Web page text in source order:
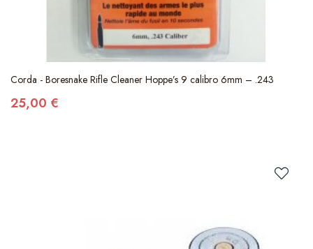
Corda - Boresnake Rifle Cleaner Hoppe’s 9 calibro 6mm – .243
25,00 €